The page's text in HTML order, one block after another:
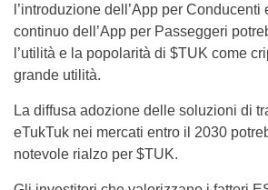
l’introduzione dell’App per
continuo dell’App per Passeggeri
l’utilità e la popolarità di $TUK come
grande utilità.
La diffusa adozione delle soluzioni di
eTukTuk nei mercati entro il 2030
notevole rialzo per $TUK.